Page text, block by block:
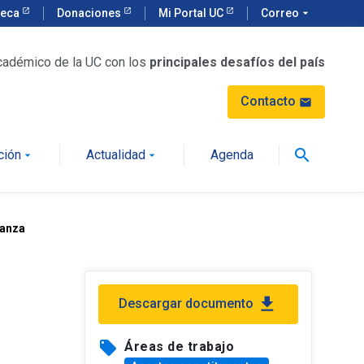
Donaciones Mi Portal UC Correo arrow_drop_down
de la UC con los principales desafíos del país
Contacto mail
arrow_drop_down Actualidad arrow_drop_down Agenda search
Descargar documento file_download
local_offer Áreas de trabajo